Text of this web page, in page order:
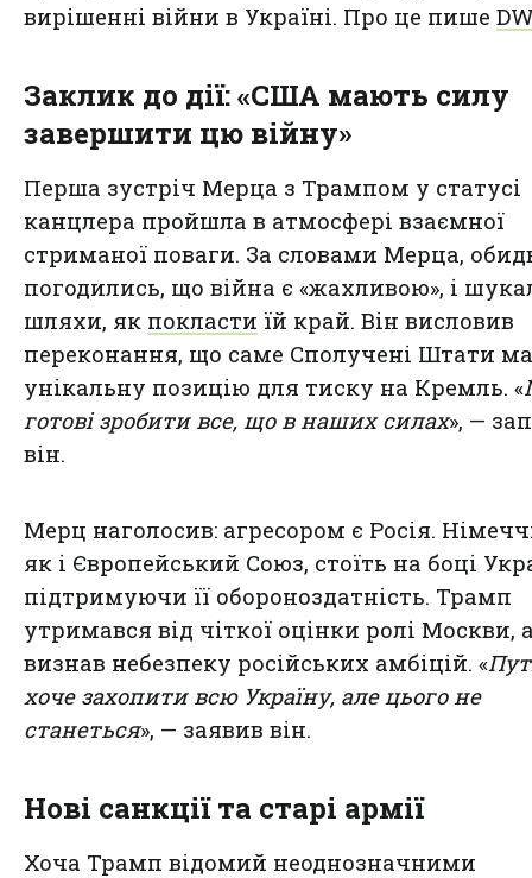
вирішенні війни в Україні. Про це пише
Заклик до дії: «США мають силу
завершити цю війну»
Перша зустріч Мерца з Трампом у статусі
канцлера пройшла в атмосфері взаємної
стриманої поваги. За словами Мерца,
погодились, що війна є «жахливою», і
шляхи, як покласти їй край. Він висловив
переконання, що саме Сполучені Штати
унікальну позицію для тиску на Кремль. «
готові зробити все, що в наших силах», —
він.
Мерц наголосив: агресором є Росія.
як і Європейський Союз, стоїть на боці
підтримуючи її обороноздатність. Трамп
утримався від чіткої оцінки ролі Москви,
визнав небезпеку російських амбіцій. «
хоче захопити всю Україну, але цього не
станеться», — заявив він.
Нові санкції та старі армії
Хоча Трамп відомий неоднозначними